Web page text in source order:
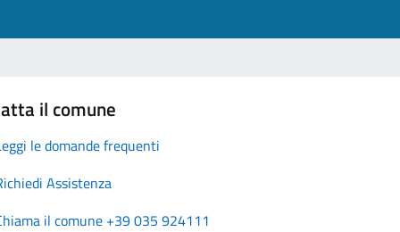
il comune
le domande frequenti
Assistenza
il comune +39 035 924111